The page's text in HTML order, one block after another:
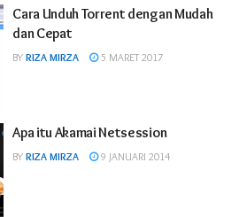
Cara Unduh Torrent dengan Mudah
dan Cepat
BY RIZA MIRZA 5 MARET 2017
Apa itu Akamai Netsession
BY RIZA MIRZA 9 JANUARI 2014